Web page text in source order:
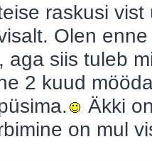
raskusi
Olen
aga siis tuleb
2 kuud
Äkki
on mul